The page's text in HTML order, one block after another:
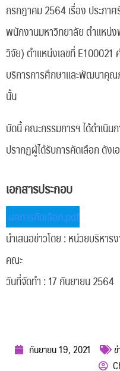
กรกฎาคม 2564 เรื่อง ประกา
พนักงานมหาวิทยาลัย ตำแหน่
วิจัย) ตำแหน่งเลขที่ E100021
บริการการศึกษาและพัฒนาคุ
นั้น
บัดนี้ คณะกรรมการฯ ได้ดำเนิน
ปรากฏผู้ได้รับการคัดเลือก ดัง
เอกสารประกอบ
ผลการคัดเลือก.pdf
นำเสนอข่าวโดย : หน่วยบริหา
คณะ
วันที่จัดทำ : 17 กันยายน 2564
กันยายน 19, 2021